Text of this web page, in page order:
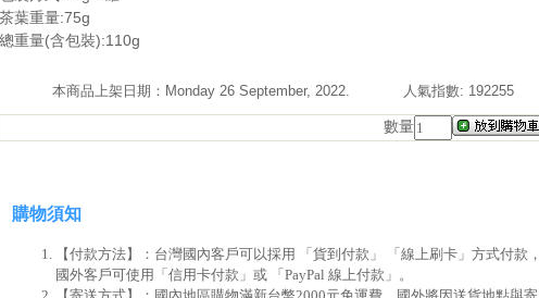
茶葉重量:75g
總重量(含包裝):110g
本商品上架日期：Monday 26 September, 2022. 人氣指數: 192255
數量
購物須知
【付款方法】：台灣國內客戶可以採用 「貨到付款」 「線上刷卡」方式付款，
國外客戶可使用「信用卡付款」或 「PayPal 線上付款」。